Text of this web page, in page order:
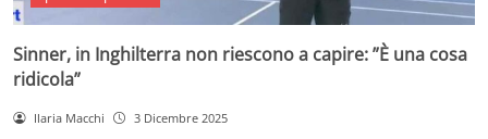
Sinner, in Inghilterra non riescono a capire: ”È una cosa
ridicola”
Ilaria Macchi 3 Dicembre 2025